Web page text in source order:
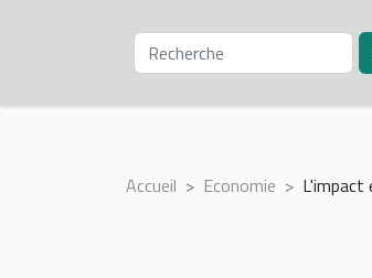
Accueil Economie L'impact